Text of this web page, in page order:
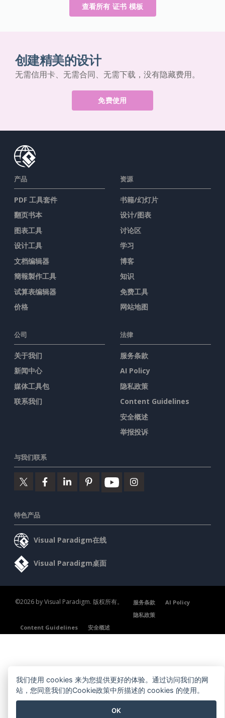
查看所有 证书 模板
创建精美的设计
无需信用卡、无需合同、无需下载，没有隐藏费用。
免费使用
产品
PDF 工具套件
翻页书本
图表工具
设计工具
文档编辑器
簡報製作工具
试算表编辑器
价格
资源
书籍/幻灯片
设计/图表
讨论区
学习
博客
知识
免费工具
网站地图
公司
关于我们
新闻中心
媒体工具包
联系我们
法律
服务条款
AI Policy
隐私政策
Content Guidelines
安全概述
举报投诉
与我们联系
特色产品
Visual Paradigm在线
Visual Paradigm桌面
©2026 by Visual Paradigm. 版权所有。 服务条款
AI Policy
隐私政策
Content Guidelines
安全概述
我们使用 cookies 来为您提供更好的体验。通过访问我们的网
站，您同意我们的Cookie政策中所描述的 cookies 的使用。
OK